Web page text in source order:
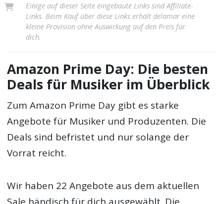
Einige auf dieser Seite eingebaute Links sind Affiliate-
Links. Beim Kauf über diese Links erhält delamar eine
kleine Provision ohne Auswirkung auf den Preis für
dich.
Amazon Prime Day: Die besten
Deals für Musiker im Überblick
Zum Amazon Prime Day gibt es starke
Angebote für Musiker und Produzenten. Die
Deals sind befristet und nur solange der
Vorrat reicht.
Wir haben 22 Angebote aus dem aktuellen